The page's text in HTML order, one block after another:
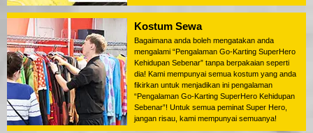
Kostum Sewa
Bagaimana anda boleh mengatakan anda
mengalami “Pengalaman Go-Karting SuperHero
Kehidupan Sebenar” tanpa berpakaian seperti
dia! Kami mempunyai semua kostum yang anda
fikirkan untuk menjadikan ini pengalaman
“Pengalaman Go-Karting SuperHero Kehidupan
Sebenar”! Untuk semua peminat Super Hero,
jangan risau, kami mempunyai semuanya!